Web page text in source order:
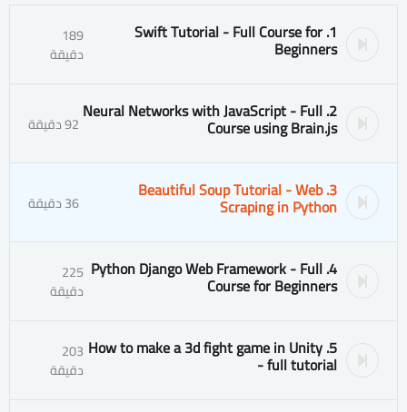
1. Swift Tutorial - Full Course for
Beginners
189
دقيقة
2. Neural Networks with JavaScript - Full
Course using Brain.js 92 دقيقة
3. Beautiful Soup Tutorial - Web
Scraping in Python 36 دقيقة
4. Python Django Web Framework - Full
Course for Beginners
225
دقيقة
5. How to make a 3d fight game in Unity
- full tutorial
203
دقيقة